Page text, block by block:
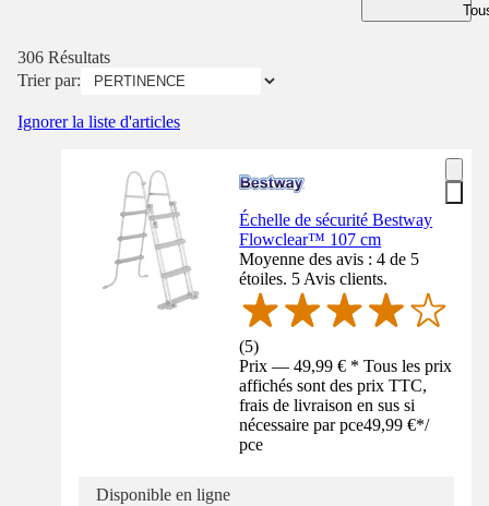
306 Résultats
Trier par:
Ignorer la liste d'articles
Échelle de sécurité Bestway
Flowclear™ 107 cm
Moyenne des avis : 4 de 5
étoiles. 5 Avis clients.
(5)
Prix — 49,99 € * Tous les prix
affichés sont des prix TTC,
frais de livraison en sus si
nécessaire par pce49,99 €*/
pce
Disponible en ligne